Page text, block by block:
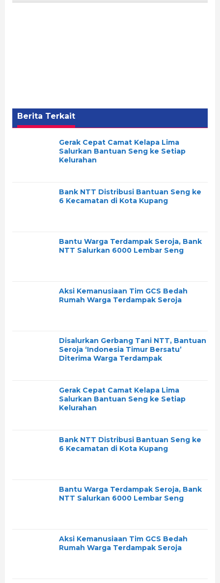
Berita Terkait
Gerak Cepat Camat Kelapa Lima
Salurkan Bantuan Seng ke Setiap
Kelurahan
Bank NTT Distribusi Bantuan Seng ke
6 Kecamatan di Kota Kupang
Bantu Warga Terdampak Seroja, Bank
NTT Salurkan 6000 Lembar Seng
Aksi Kemanusiaan Tim GCS Bedah
Rumah Warga Terdampak Seroja
Disalurkan Gerbang Tani NTT, Bantuan
Seroja ‘Indonesia Timur Bersatu’
Diterima Warga Terdampak
Gerak Cepat Camat Kelapa Lima
Salurkan Bantuan Seng ke Setiap
Kelurahan
Bank NTT Distribusi Bantuan Seng ke
6 Kecamatan di Kota Kupang
Bantu Warga Terdampak Seroja, Bank
NTT Salurkan 6000 Lembar Seng
Aksi Kemanusiaan Tim GCS Bedah
Rumah Warga Terdampak Seroja